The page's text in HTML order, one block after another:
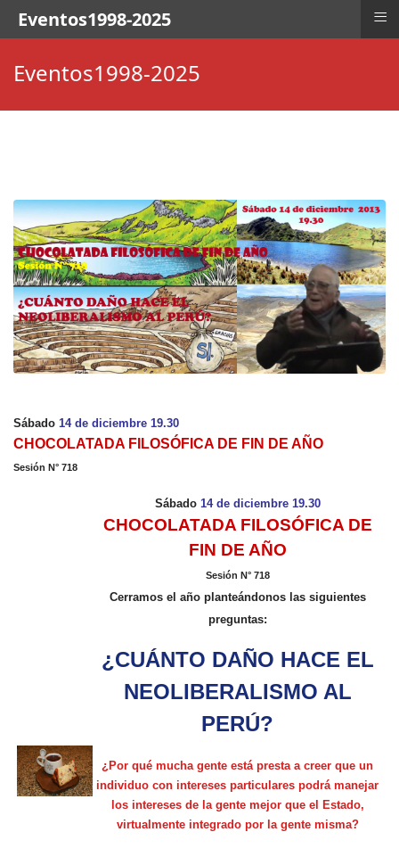
Eventos1998-2025
Sábado 14 de diciembre 19.30
CHOCOLATADA FILOSÓFICA DE FIN DE AÑO
Sesión N° 718
Sábado 14 de diciembre 19.30
CHOCOLATADA FILOSÓFICA DE
FIN DE AÑO
Sesión N° 718
Cerramos el año planteándonos las siguientes
preguntas:
¿CUÁNTO DAÑO HACE EL
NEOLIBERALISMO AL
PERÚ?
¿Por qué mucha gente está presta a creer que un
individuo con intereses particulares podrá manejar
los intereses de la gente mejor que el Estado,
virtualmente integrado por la gente misma?
Eventos1998-2025 ≡